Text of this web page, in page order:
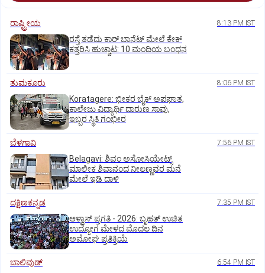
ರಾಷ್ಟ್ರೀಯ 8:13 PM IST
ರಸ್ತೆ ತಡೆದು ಕಾರ್ ಬಾನೆಟ್ ಮೇಲೆ ಕೇಕ್
ಕತ್ತರಿಸಿ ಹುಚ್ಚಾಟ: 10 ಮಂದಿಯ ಬಂಧನ
ತುಮಕೂರು 8:06 PM IST
Koratagere: ಭೀಕರ ಬೈಕ್ ಅಪಘಾತ,
ಕಾಲೇಜು ವಿದ್ಯಾರ್ಥಿ ದಾರುಣ ಸಾವು,
ಇಬ್ಬರ ಸ್ಥಿತಿ ಗಂಭೀರ
ಬೆಳಗಾವಿ 7:56 PM IST
Belagavi: ಶಿವಂ ಅಸೋಸಿಯೇಟ್ಸ್
ಮಾಲೀಕ ಶಿವಾನಂದ ನೀಲಣ್ಣವರ ಮನೆ
ಮೇಲೆ ಇಡಿ‌ ದಾಳಿ
ದಕ್ಷಿಣಕನ್ನಡ 7:35 PM IST
ಆಳ್ವಾಸ್‌ ಪ್ರಗತಿ - 2026: ಬೃಹತ್ ಉಚಿತ
ಉದ್ಯೋಗ ಮೇಳದ ಮೊದಲ ದಿನ
ಅಮೋಘ ಪ್ರತಿಕ್ರಿಯೆ
ಬಾಲಿವುಡ್‌ 6:54 PM IST